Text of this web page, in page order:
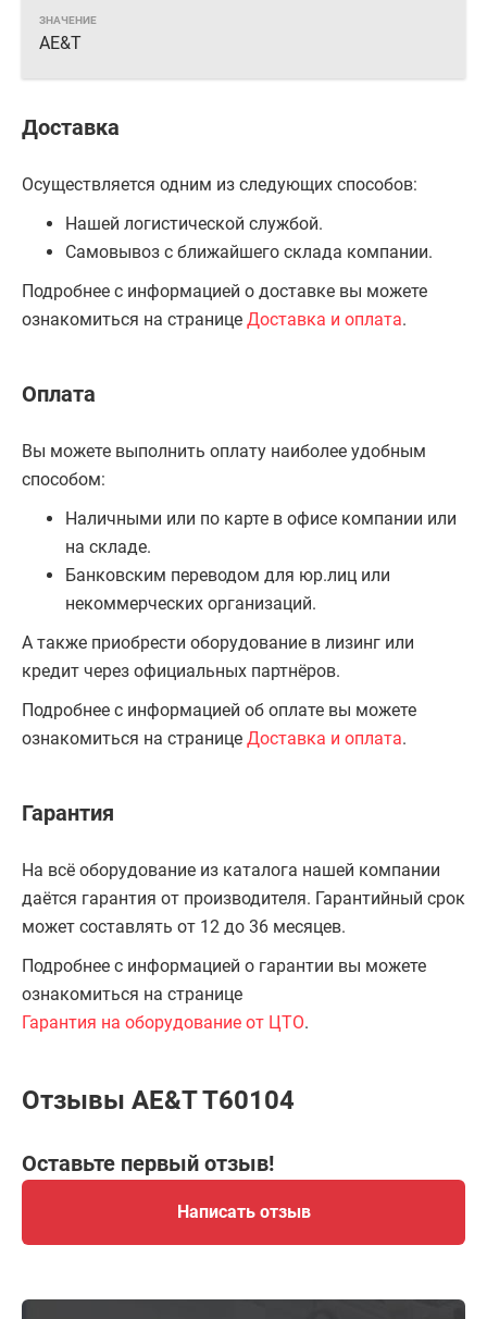
AE&T
Доставка
Осуществляется одним из следующих способов:
Нашей логистической службой.
Самовывоз с ближайшего склада компании.
Подробнее с информацией о доставке вы можете
ознакомиться на странице Доставка и оплата.
Оплата
Вы можете выполнить оплату наиболее удобным
способом:
Наличными или по карте в офисе компании или
на складе.
Банковским переводом для юр.лиц или
некоммерческих организаций.
А также приобрести оборудование в лизинг или
кредит через официальных партнёров.
Подробнее с информацией об оплате вы можете
ознакомиться на странице Доставка и оплата.
Гарантия
На всё оборудование из каталога нашей компании
даётся гарантия от производителя. Гарантийный срок
может составлять от 12 до 36 месяцев.
Подробнее с информацией о гарантии вы можете
ознакомиться на странице
Гарантия на оборудование от ЦТО.
Отзывы AE&T T60104
Оставьте первый отзыв!
Написать отзыв